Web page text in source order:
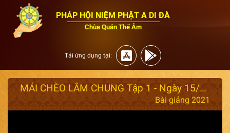
PHÁP HỘI NIỆM PHẬT A DI ĐÀ
Chùa Quán Thế Âm
Tải ứng dụng tại:
MÁI CHÈO LÂM CHUNG Tập 1 - Ngày 15/10/2021.
Bài giảng 2021